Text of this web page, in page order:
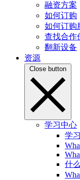
融资方案
如何订购
如何订购
查找合作
翻新设备
资源
Close button
学习中心
学
什